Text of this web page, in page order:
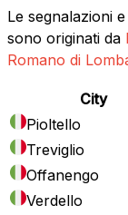
Le segnalazioni
sono originati da
Romano di
City
Pioltello
Treviglio
Offanengo
Verdello